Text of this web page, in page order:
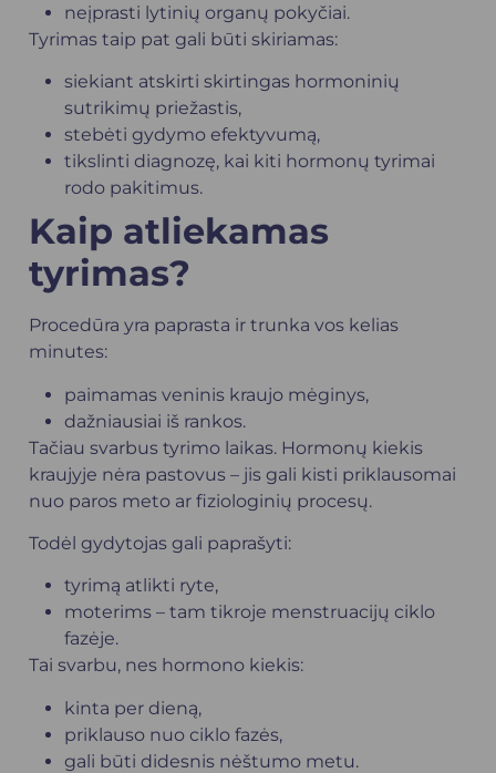
neįprasti lytinių organų pokyčiai.
Tyrimas taip pat gali būti skiriamas:
siekiant atskirti skirtingas hormoninių
sutrikimų priežastis,
stebėti gydymo efektyvumą,
tikslinti diagnozę, kai kiti hormonų tyrimai
rodo pakitimus.
Kaip atliekamas
tyrimas?
Procedūra yra paprasta ir trunka vos kelias
minutes:
paimamas veninis kraujo mėginys,
dažniausiai iš rankos.
Tačiau svarbus tyrimo laikas. Hormonų kiekis
kraujyje nėra pastovus – jis gali kisti priklausomai
nuo paros meto ar fiziologinių procesų.
Todėl gydytojas gali paprašyti:
tyrimą atlikti ryte,
moterims – tam tikroje menstruacijų ciklo
fazėje.
Tai svarbu, nes hormono kiekis:
kinta per dieną,
priklauso nuo ciklo fazės,
gali būti didesnis nėštumo metu.